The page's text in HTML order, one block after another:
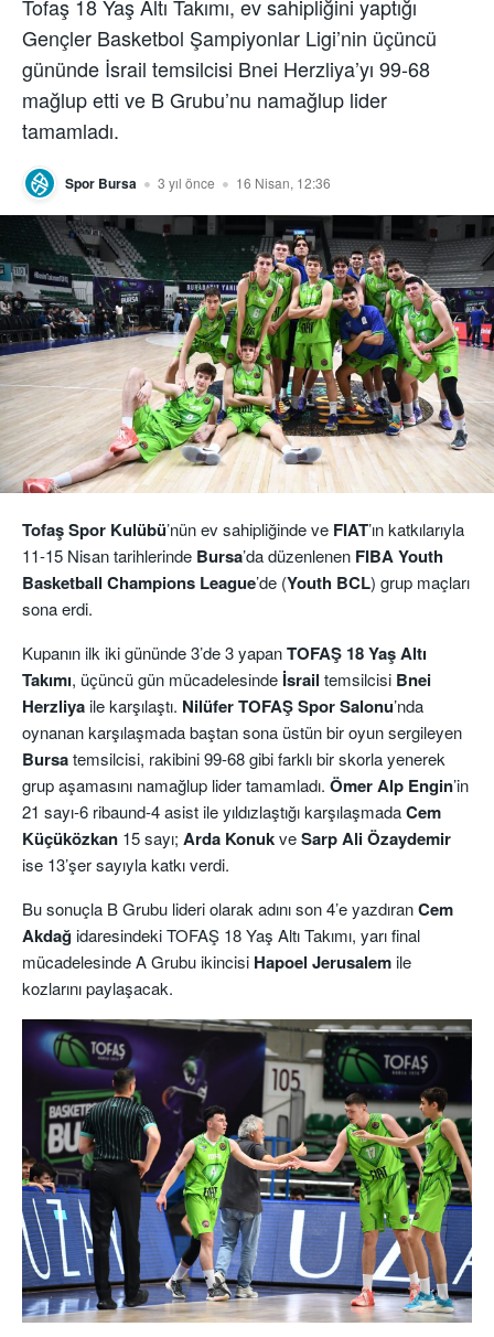
Tofaş 18 Yaş Altı Takımı, ev sahipliğini yaptığı
Gençler Basketbol Şampiyonlar Ligi’nin üçüncü
gününde İsrail temsilcisi Bnei Herzliya’yı 99-68
mağlup etti ve B Grubu’nu namağlup lider
tamamladı.
Spor Bursa 3 yıl önce 16 Nisan, 12:36
Tofaş Spor Kulübü’nün ev sahipliğinde ve FIAT’ın katkılarıyla
11-15 Nisan tarihlerinde Bursa’da düzenlenen FIBA Youth
Basketball Champions League’de (Youth BCL) grup maçları
sona erdi.
Kupanın ilk iki gününde 3’de 3 yapanTOFAŞ 18 Yaş Altı
Takımı, üçüncü gün mücadelesinde İsrail temsilcisi Bnei
Herzliyaile karşılaştı. Nilüfer TOFAŞSpor Salonu’nda
oynanan karşılaşmada baştan sona üstün bir oyun sergileyen
Bursatemsilcisi, rakibini 99-68 gibi farklı bir skorla yenerek
grup aşamasını namağlup lider tamamladı. Ömer Alp Engin’in
21 sayı-6 ribaund-4 asist ile yıldızlaştığı karşılaşmadaCem
Küçüközkan 15 sayı; Arda KonukveSarp Ali Özaydemir
ise 13’şer sayıyla katkı verdi.
Bu sonuçla B Grubu lideri olarak adını son 4’e yazdıranCem
Akdağidaresindeki TOFAŞ 18 Yaş Altı Takımı, yarı final
mücadelesinde A Grubu ikincisi Hapoel Jerusalemile
kozlarını paylaşacak.